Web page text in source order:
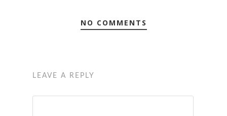
NO COMMENTS
LEAVE A REPLY